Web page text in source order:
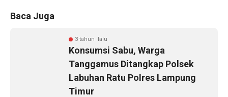
Baca Juga
3 tahun lalu
Konsumsi Sabu, Warga
Tanggamus Ditangkap Polsek
Labuhan Ratu Polres Lampung
Timur